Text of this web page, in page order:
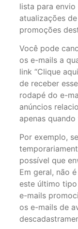
lista para
atualizações
promoções
Você pode
os e-mails a
link “Clique
de receber
rodapé do e-
anúncios
apenas
Por exemplo,
possível que
Em geral, não
este último
e-mails
os e-mails de